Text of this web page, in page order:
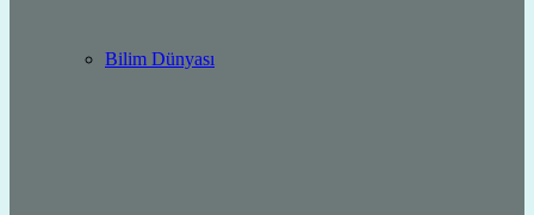
Bilim Dünyası